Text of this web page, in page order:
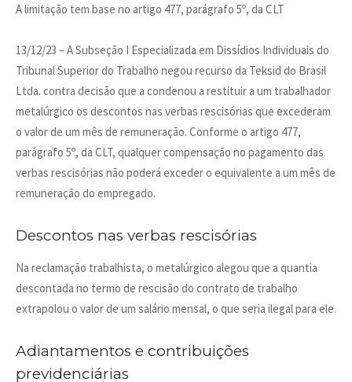
A limitação tem base no artigo 477, parágrafo 5º, da CLT
13/12/23 – A Subseção I Especializada em Dissídios Individuais do
Tribunal Superior do Trabalho negou recurso da Teksid do Brasil
Ltda. contra decisão que a condenou a restituir a um trabalhador
metalúrgico os descontos nas verbas rescisórias que excederam
o valor de um mês de remuneração. Conforme o artigo 477,
parágrafo 5º, da CLT, qualquer compensação no pagamento das
verbas rescisórias não poderá exceder o equivalente a um mês de
remuneração do empregado.
Descontos nas verbas rescisórias
Na reclamação trabalhista, o metalúrgico alegou que a quantia
descontada no termo de rescisão do contrato de trabalho
extrapolou o valor de um salário mensal, o que seria ilegal para ele.
Adiantamentos e contribuições
previdenciárias